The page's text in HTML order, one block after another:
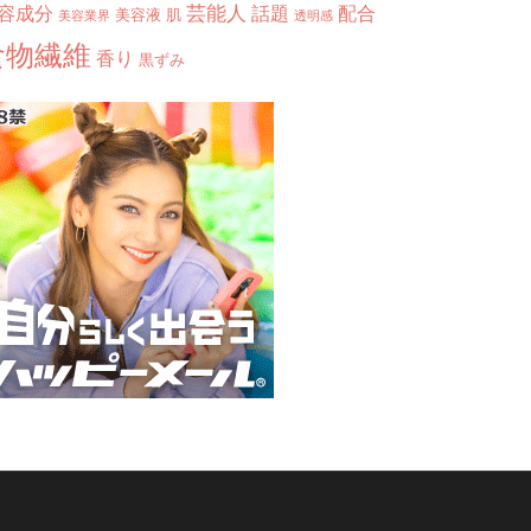
成分 美容業界 美容液 肌 芸能人 話題 透明感 配合
繊維 香り 黒ずみ